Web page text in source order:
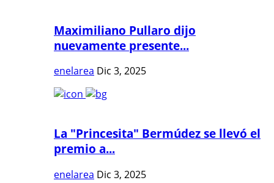
Maximiliano Pullaro dijo
nuevamente presente...
enelarea Dic 3, 2025
La "Princesita" Bermúdez se llevó el
premio a...
enelarea Dic 3, 2025